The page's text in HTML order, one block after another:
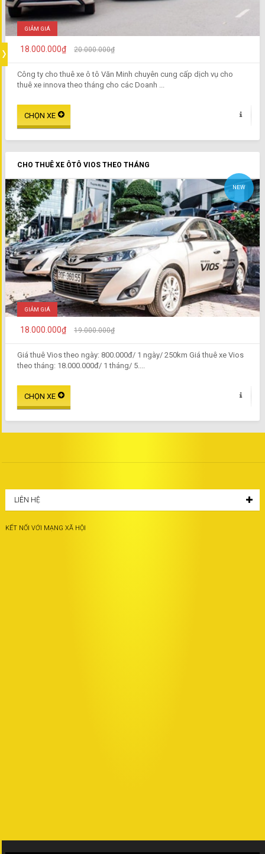
GIẢM GIÁ
18.000.000₫ 20.000.000₫
Công ty cho thuê xe ô tô Văn Minh chuyên cung cấp dịch vụ cho
thuê xe innova theo tháng cho các Doanh ...
CHO THUÊ XE ÔTÔ VIOS THEO THÁNG
NEW
GIẢM GIÁ
18.000.000₫ 19.000.000₫
Giá thuê Vios theo ngày: 800.000đ/ 1 ngày/ 250km Giá thuê xe Vios
theo tháng: 18.000.000đ/ 1 tháng/ 5....
LIÊN HỆ
KẾT NỐI VỚI MẠNG XÃ HỘI